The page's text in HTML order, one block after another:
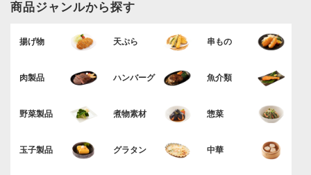
商品ジャンルから探す
揚げ物 天ぷら 串もの
肉製品 ハンバーグ 魚介類
野菜製品 煮物素材 惣菜
玉子製品 グラタン 中華